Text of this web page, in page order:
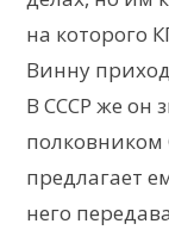
на которого
Винну
В СССР же он
предлагает
него